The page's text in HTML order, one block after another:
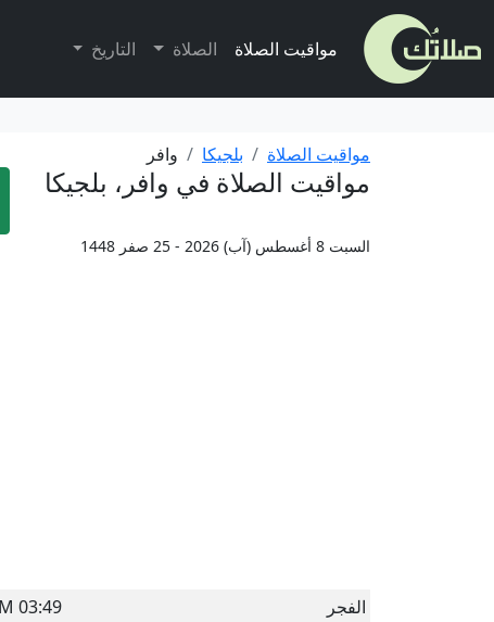
مواقيت الصلاة الصلاة التاريخ
مواقيت الصلاة
بلجيكا وافر
مواقيت الصلاة في وافر، بلجيكا
السبت 8 أغسطس (آب) 2026 - 25 صفر 1448
الفجر
03:49 AM